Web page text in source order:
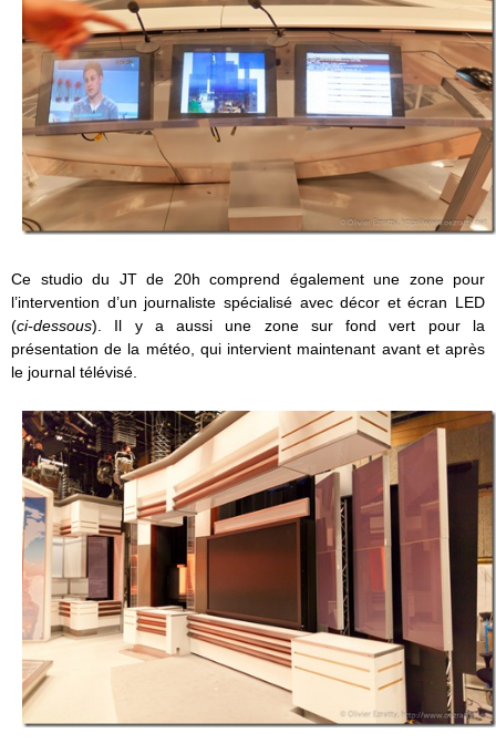
Ce studio du JT de 20h comprend également une zone pour
l’intervention d’un journaliste spécialisé avec décor et écran LED
(ci-dessous). Il y a aussi une zone sur fond vert pour la
présentation de la météo, qui intervient maintenant avant et après
le journal télévisé.